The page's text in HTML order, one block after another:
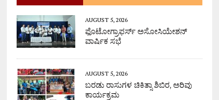
AUGUST 5, 2026
ಫೊಟೋಗ್ರಾಫರ್ಸ್ ಅಸೋಸಿಯೇಶನ್
ವಾರ್ಷಿಕ ಸಭೆ
AUGUST 5, 2026
ಬರಡು ರಾಸುಗಳ ಚಿಕಿತ್ಸಾ ಶಿಬಿರ, ಅರಿವು
ಕಾರ್ಯಕ್ರಮ